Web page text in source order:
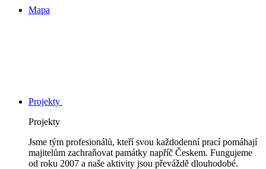
Mapa
Projekty
Projekty
Jsme tým profesionálů, kteří svou každodenní prací pomáhají
majitelům zachraňovat památky napříč Českem. Fungujeme
od roku 2007 a naše aktivity jsou převáždě dlouhodobé.